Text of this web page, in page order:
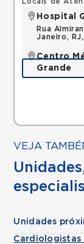
Hospital
Rua
Janeiro,
Centro
Grande
Rua Olinda
VEJA
Unidades
Cardiologistas